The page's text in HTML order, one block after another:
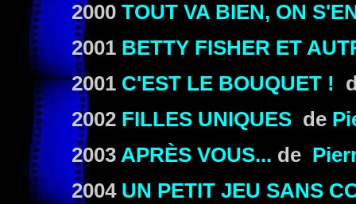
2000 TOUT VA BIEN, ON
2001 BETTY FISHER ET
2001 C'EST LE BOUQUET !
2002 FILLES UNIQUES de
2003 APRÈS VOUS... de
2004 UN PETIT JEU SANS